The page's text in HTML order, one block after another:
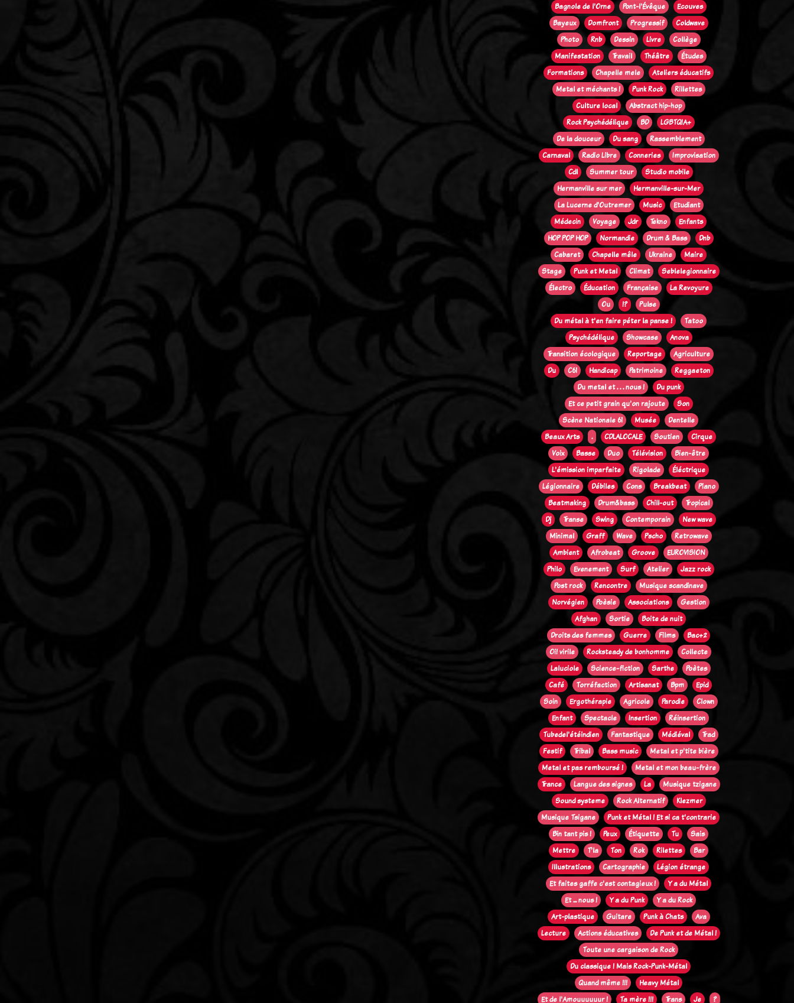
Bagnole de l'Orne
Pont-l'Évêque
Ecouves
Bayeux
Domfront Progressif
Coldwave
Photo
Rnb Dessin Livre
Collège
Manifestation
Travail Théâtre
Études
Formations
Chapelle mele
Ateliers éducatifs
Metal et méchants !
Punk Rock
Rillettes
Culture local
Abstract hip-hop
Rock Psychédélique
BD
LGBTQIA+
De la douceur
Du sang
Rassemblement
Carnaval
Radio Libre Conneries
Improvisation
Cdl
Summer tour
Studio mobile
Hermanville sur mer
Hermanville-sur-Mer
La Lucerne d'Outremer
Music
Etudiant
Médecin
Voyage Jdr Tekno
Enfants
HOP POP HOP
Normandie Drum & Bass
Dnb
Cabaret
Chapelle mêle Ukraine
Maire
Stage
Punk et Metal Climat
Seblelegionnaire
Électro
Éducation Française
La Revoyure
Ou
!?
Pulse
Du métal à t'en faire péter la panse !
Tatoo
Psychédélique
Showcase
Anova
Transition écologique
Reportage
Agriculture
Du
C61 Handicap Patrimoine
Reggaeton
Du metal et . . . nous !
Du punk
Et ce petit grain qu'on rajoute
Son
Scène Nationale 61
Musée
Dentelle
Beaux Arts
. CDLALOCALE Soutien
Cirque
Voix
Basse Duo Télévision
Bien-être
L'émission imparfaite
Rigolade
Éléctrique
Légionnaire
Débiles Cons Breakbeat
Piano
Beatmaking
Drum&bass Chill-out
Tropical
Dj
Transe Swing Contemporain
New wave
Minimal
Graff Wave Pscho
Retrowave
Ambient
Afrobeat Groove
EUROVISION
Philo
Evenement Surf Atelier
Jazz rock
Post rock
Rencontre
Musique scandinave
Norvégien
Poèsie Associations
Gestion
Afghan
Sortie
Boite de nuit
Droits des femmes
Guerre Films
Bac+2
Oi! virile
Rocksteady de bonhomme
Collecte
Laluciole
Science-fiction Sarthe
Poètes
Café
Torréfaction Artisanat Bpm
Epid
Soin
Ergothérapie Agricole Parodie
Clown
Enfant
Spectacle Insertion
Réinsertion
Tubedel'étéindien
Fantastique Médiéval
Trad
Festif
Tribal Bass music
Metal et p'tite bière
Metal et pas remboursé !
Metal et mon beau-frère
Trance
Langue des signes La
Musique tzigane
Sound systeme
Rock Alternatif
Klezmer
Musique Tsigane
Punk et Métal ! Et si ca t'contrarie
Bin tant pis !
Peux Étiquette Tu
Sais
Mettre
T'la Ton Rok Rilettes
Bar
Illustrations
Cartographie
Légion étrange
Et faites gaffe c'est contagieux !
Y a du Métal
Et ... nous !
Y a du Punk
Y a du Rock
Art-plastique
Guitare Punk à Chats
Ava
Lecture
Actions éducatives
De Punk et de Métal !
Toute une cargaison de Rock
Du classique ! Mais Rock-Punk-Métal
Quand même !!!
Heavy Métal
Et de l'Amouuuuuur !
Ta mère !!! Trans Je ?